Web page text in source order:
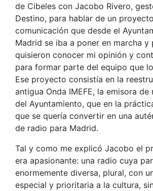
de Cibeles con Jacobo Rivero,
Destino, para hablar de un
comunicación que desde el
Madrid se iba a poner en marcha y
quisieron conocer mi opinión y
para formar parte del equipo que
Ese proyecto consistía en la
antigua Onda IMEFE, la emisora
del Ayuntamiento, que en la
que se quería convertir en una
de radio para Madrid.
Tal y como me explicó Jacobo el
era apasionante: una radio cuya
enormemente diversa, plural, con
especial y prioritaria a la cultura,